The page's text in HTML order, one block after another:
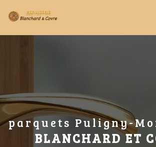
parquets Puligny-
BLANCHARD ET